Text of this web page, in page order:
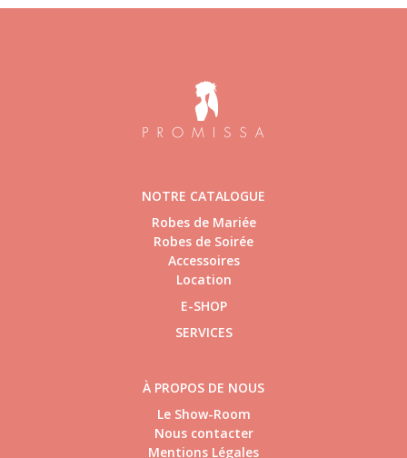
NOTRE CATALOGUE
Robes de Mariée
Robes de Soirée
Accessoires
Location
E-SHOP
SERVICES
À PROPOS DE NOUS
Le Show-Room
Nous contacter
Mentions Légales